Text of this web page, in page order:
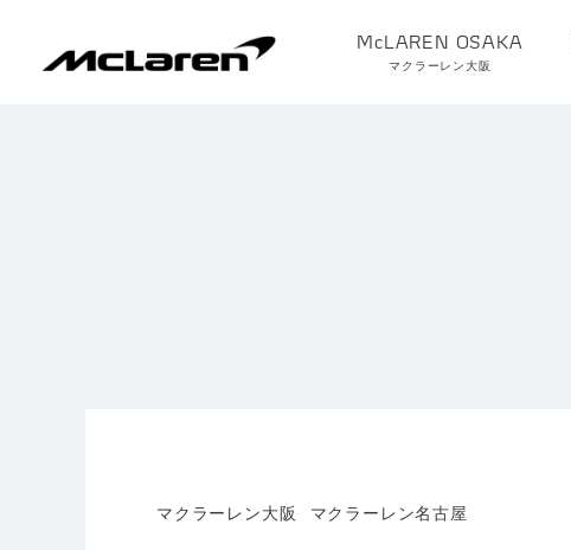
McLAREN OSAKA
マクラーレン大阪
マクラーレン大阪 マクラーレン名古屋